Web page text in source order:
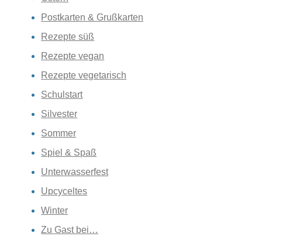
Postkarten & Grußkarten
Rezepte süß
Rezepte vegan
Rezepte vegetarisch
Schulstart
Silvester
Sommer
Spiel & Spaß
Unterwasserfest
Upcyceltes
Winter
Zu Gast bei…